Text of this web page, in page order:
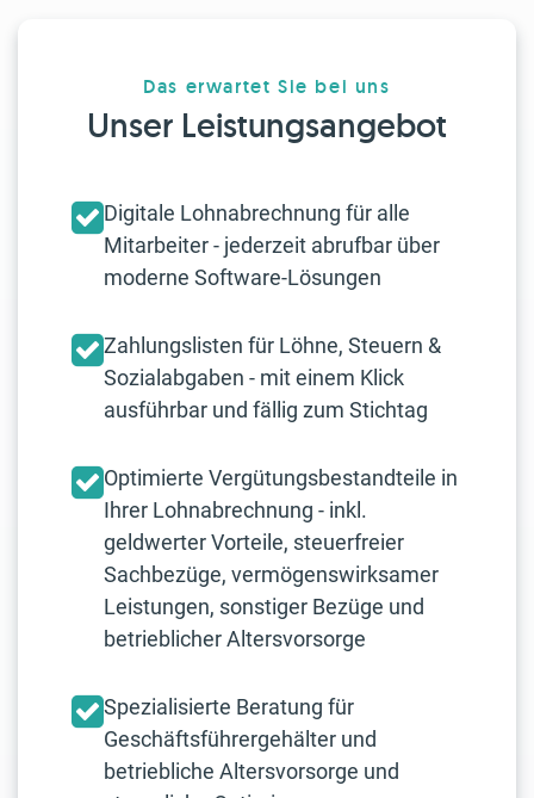
Das erwartet Sie bei uns
Unser Leistungsangebot
Digitale Lohnabrechnung für alle
Mitarbeiter - jederzeit abrufbar über
moderne Software-Lösungen
Zahlungslisten für Löhne, Steuern &
Sozialabgaben - mit einem Klick
ausführbar und fällig zum Stichtag
Optimierte Vergütungsbestandteile in
Ihrer Lohnabrechnung - inkl.
geldwerter Vorteile, steuerfreier
Sachbezüge, vermögenswirksamer
Leistungen, sonstiger Bezüge und
betrieblicher Altersvorsorge
Spezialisierte Beratung für
Geschäftsführergehälter und
betriebliche Altersvorsorge und